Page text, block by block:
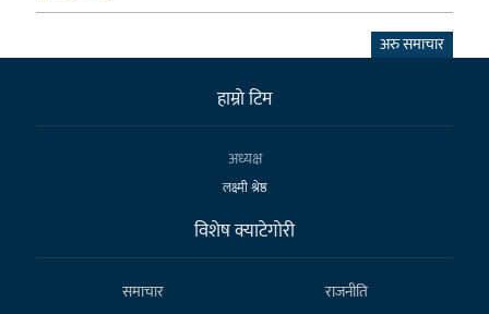
अरु समाचार
हाम्राे टिम
अध्यक्ष
लक्ष्मी श्रेष्ठ
विशेष क्याटेगाेरी
समाचार
राजनीति